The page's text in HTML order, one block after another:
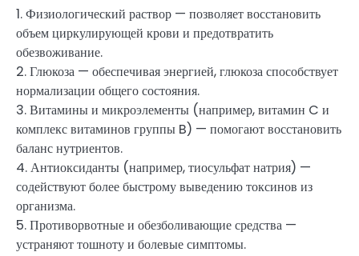
1. Физиологический раствор — позволяет восстановить
объем циркулирующей крови и предотвратить
обезвоживание.
2. Глюкоза — обеспечивая энергией, глюкоза способствует
нормализации общего состояния.
3. Витамины и микроэлементы (например, витамин C и
комплекс витаминов группы B) — помогают восстановить
баланс нутриентов.
4. Антиоксиданты (например, тиосульфат натрия) —
содействуют более быстрому выведению токсинов из
организма.
5. Противорвотные и обезболивающие средства —
устраняют тошноту и болевые симптомы.